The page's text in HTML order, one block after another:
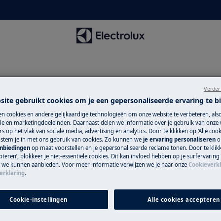
voor
gebruikt cookies om je een gepersonaliseerde ervaring te
cookies en andere gelijkaardige technologieën om onze website te verbeteren,
en marketingdoeleinden. Daarnaast delen we informatie over je gebruik van onze
op het vlak van sociale media, advertising en analytics. Door te klikken op ‘Alle
stem je in met ons gebruik van cookies. Zo kunnen we je ervaring personaliseren
op maat voorstellen en je gepersonaliseerde reclame tonen. Door te
blokkeer je niet-essentiële cookies. Dit kan invloed hebben op je
kunnen aanbieden. Voor meer informatie verwijzen we je naar onze
.
Cookie-instellingen Alle cookies accepteren